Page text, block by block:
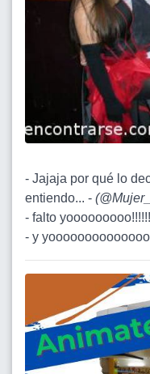
- Jajaja por qué lo
entiendo... - (
- falto
- y